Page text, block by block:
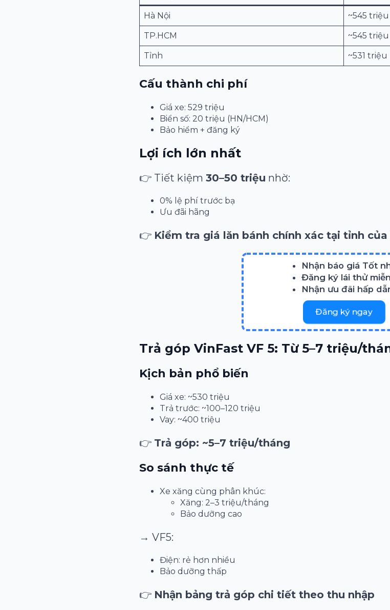
Hà Nội ~545 triệu
TP.HCM ~545 triệu
Tỉnh ~531 triệu
Cấu thành chi phí
Giá xe: 529 triệu
Biển số: 20 triệu (HN/HCM)
Bảo hiểm + đăng ký
Lợi ích lớn nhất
👉 Tiết kiệm 30–50 triệu nhờ:
0% lệ phí trước bạ
Ưu đãi hãng
👉 Kiểm tra giá lăn bánh chính xác tại tỉnh của
Nhận báo giá Tốt
Đăng ký lái thử
Nhận ưu đãi hấp
Đăng ký ngay
Trả góp VinFast VF 5: Từ 5–7 triệu/
Kịch bản phổ biến
Giá xe: ~530 triệu
Trả trước: ~100–120 triệu
Vay: ~400 triệu
👉 Trả góp: ~5–7 triệu/tháng
So sánh thực tế
Xe xăng cùng phân khúc:
Xăng: 2–3 triệu/tháng
Bảo dưỡng cao
→ VF5:
Điện: rẻ hơn nhiều
Bảo dưỡng thấp
👉 Nhận bảng trả góp chi tiết theo thu nhập